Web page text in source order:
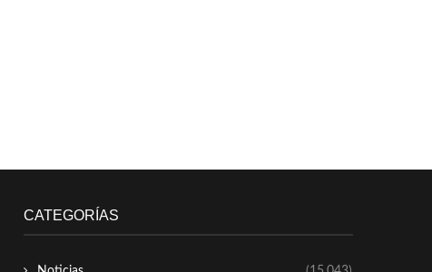
CATEGORÍAS